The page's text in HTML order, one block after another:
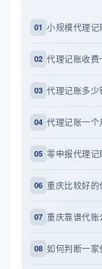
01
02
03 代理记账多
04 代理记账一
05
06 重庆比较好的
07 重庆靠谱代账
08 如何判断一家